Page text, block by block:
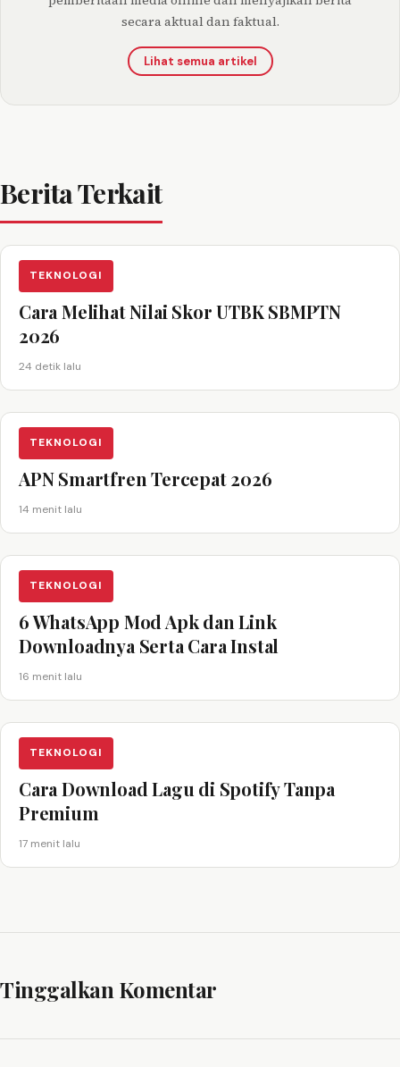
secara aktual dan faktual.
Lihat semua artikel
Berita Terkait
TEKNOLOGI
Cara Melihat Nilai Skor UTBK SBMPTN
2026
24 detik lalu
TEKNOLOGI
APN Smartfren Tercepat 2026
14 menit lalu
TEKNOLOGI
6 WhatsApp Mod Apk dan Link
Downloadnya Serta Cara Instal
16 menit lalu
TEKNOLOGI
Cara Download Lagu di Spotify Tanpa
Premium
17 menit lalu
Tinggalkan Komentar